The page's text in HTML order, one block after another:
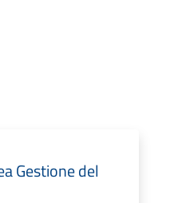
Gestione del